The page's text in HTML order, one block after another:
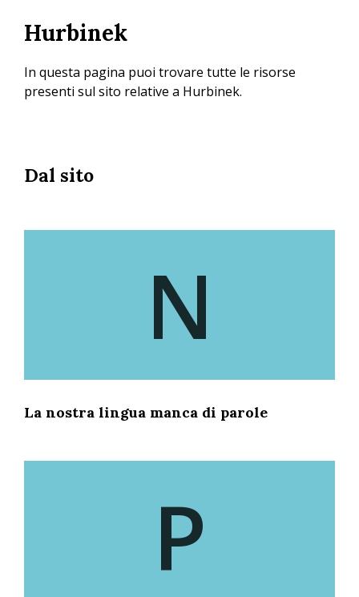
principale
Hurbinek
In questa pagina puoi trovare tutte le risorse
presenti sul sito relative a Hurbinek.
Dal sito
N
La nostra lingua manca di parole
P